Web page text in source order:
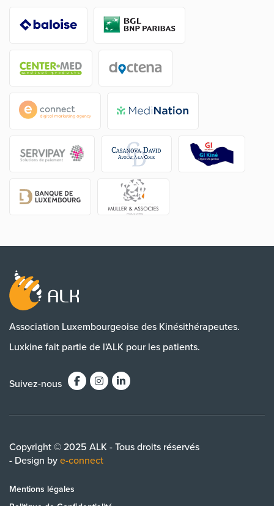
Association Luxembourgeoise des Kinésithérapeutes.
Luxkine fait partie de l'ALK pour les patients.
Suivez-nous
Copyright © 2025 ALK - Tous droits réservés
- Design bye-connect
Mentions légales